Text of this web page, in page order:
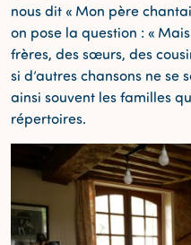
nous dit « Mon père
on pose la question : «
frères, des sœurs, des
si d’autres chansons ne se
ainsi souvent les familles
répertoires.